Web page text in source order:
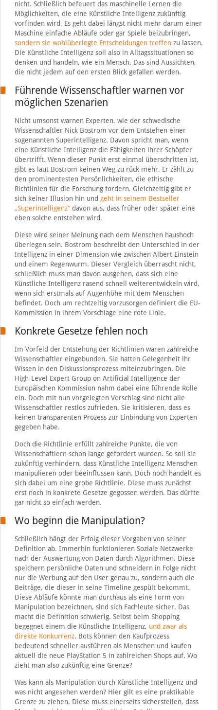
nicht. Schließlich befeuert das maschinelle Lernen die
Möglichkeiten, die eine Künstliche Intelligenz zukünftig
vorfinden wird. Es geht dabei längst nicht mehr darum einer
Maschine einfache Abläufe oder gar Spiele beizubringen,
sondern sie wohlüberlegte Entscheidungen treffenzu lassen.
Die Künstliche Intelligenz soll also in Alltagssituationen so
denken und handeln, wie ein Mensch. Das sind Aussichten,
die nicht jedem auf den ersten Blick gefallen werden.
Führende Wissenschaftler warnen vor
möglichen Szenarien
Nicht umsonst warnen Experten, wie der schwedische
Wissenschaftler Nick Bostrom vor dem Entstehen einer
sogenannten Superintelligenz. Davon spricht man, wenn
eine Künstliche Intelligenz die Fähigkeiten ihrer Schöpfer
übertrifft. Wenn dieser Punkt erst einmal überschritten ist,
gibt es laut Bostrom keinen Weg zu rück mehr. Er zählt zu
den prominentesten Persönlichkeiten, die ethische
Richtlinien für die Forschung fordern. Gleichzeitig gibt er
sich keiner Illusion hin und geht in seinem Bestseller
„Superintelligenz“davon aus, dass früher oder später eine
eben solche entstehen wird.
Diese wird seiner Meinung nach dem Menschen haushoch
überlegen sein. Bostrom beschreibt den Unterschied in der
Intelligenz in einer Dimension wie zwischen Albert Einstein
und einem Regenwurm. Dieser Vergleich überrascht nicht,
schließlich muss man davon ausgehen, dass sich eine
Künstliche Intelligenz rasend schnell weiterentwickeln wird,
wenn sich erstmals auf Augenhöhe mit dem Menschen
befindet. Doch um rechtzeitig vorzusorgen definiert die EU-
Kommission in ihrem Vorschlage eine rote Linie.
Konkrete Gesetze fehlen noch
Im Vorfeld der Entstehung der Richtlinien waren zahlreiche
Wissenschaftler eingebunden. Sie hatten Gelegenheit ihr
Wissen in den Diskussionsprozess miteinzubringen. Die
High-Level Expert Group on Artificial Intelligence der
Europäischen Kommission nahm dabei eine führende Rolle
ein. Doch mit nun vorgelegten Vorschlag sind nicht alle
Wissenschaftler restlos zufrieden. Sie kritisieren, dass es
keinen transparenten Prozess zur Einbindung von Experten
gegeben habe.
Doch die Richtlinie erfüllt zahlreiche Punkte, die von
Wissenschaftlern schon lange gefordert wurden. So soll sie
zukünftig verhindern, dass Künstliche Intelligenz Menschen
manipulieren oder beeinflussen kann. Doch noch handelt es
sich dabei um eine grobe Richtlinie. Diese muss zunächst
erst noch in konkrete Gesetze gegossen werden. Das dürfte
gar nicht so einfach werden.
Wo beginn die Manipulation?
Schließlich hängt der Erfolg dieser Vorgaben von seiner
Definition ab. Immerhin funktionieren Soziale Netzwerke
nach der Auswertung von Daten durch Algorithmen. Diese
speichern persönliche Daten und schneidern in Folge nicht
nur die Werbung auf den User genau zu, sondern auch die
Beiträge, die dieser in seine Timeline gespült bekommt.
Diese Abläufe könnte man durchaus als eine Form von
Manipulation bezeichnen, sind sich Fachleute sicher. Das
macht die Definition schwierig. Selbst beim Shopping
begegnet einem die Künstliche Intelligenz, und zwar als
direkte Konkurrenz. Bots können den Kaufprozess
bedeutend schneller ausführen als Menschen und kaufen
aktuell die neue PlayStation 5 in zahlreichen Shops auf. Wo
zieht man also zukünftig eine Grenze?
Was kann als Manipulation durch Künstliche Intelligenz und
was nicht angesehen werden? Hier gilt es eine praktikable
Grenze zu ziehen. Diese muss einerseits sicherstellen, dass